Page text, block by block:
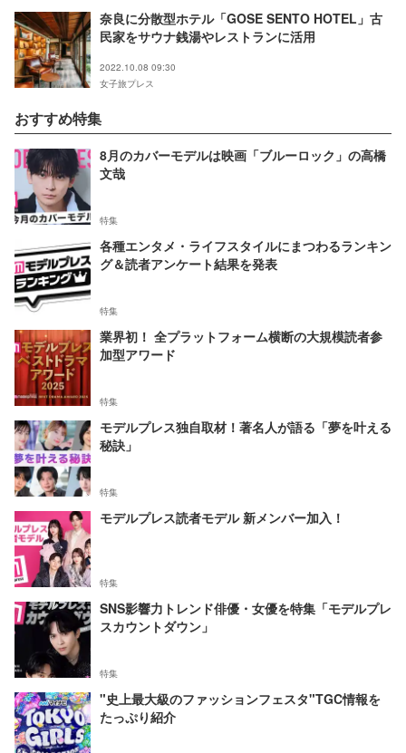
奈良に分散型ホテル「GOSE SENTO HOTEL」古
民家をサウナ銭湯やレストランに活用
2022.10.08 09:30
女子旅プレス
おすすめ特集
8月のカバーモデルは映画「ブルーロック」の高橋
文哉
特集
各種エンタメ・ライフスタイルにまつわるランキン
グ＆読者アンケート結果を発表
特集
業界初！ 全プラットフォーム横断の大規模読者参
加型アワード
特集
モデルプレス独自取材！著名人が語る「夢を叶える
秘訣」
特集
モデルプレス読者モデル 新メンバー加入！
特集
SNS影響力トレンド俳優・女優を特集「モデルプレ
スカウントダウン」
特集
"史上最大級のファッションフェスタ"TGC情報を
たっぷり紹介